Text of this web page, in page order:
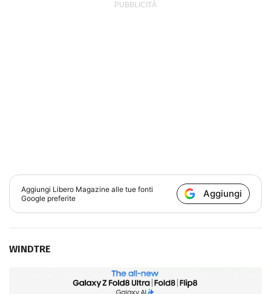
Aggiungi Libero Magazine alle tue fonti
Google preferite
Aggiungi
WINDTRE